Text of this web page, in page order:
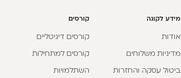
מידע לקונה
אודות
מדיניות משלוחים
ביטול עסקה והחזרות
קורסים
קורסים דיגיטליים
קורסים למתחילות
השתלמויות